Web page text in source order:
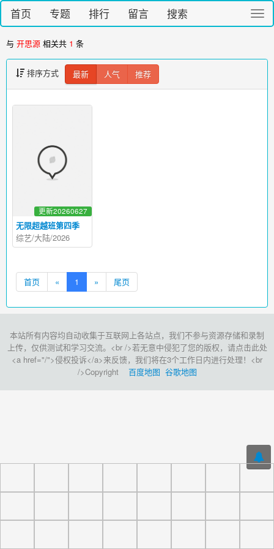
切
换
首页 专题 排行 留言 搜索
与 开思源 相关共 1 条
排序方式 最新 人气 推荐
无限超越班第四季
更新20260627
综艺/大陆/2026
首页 « 1 » 尾页
本站所有内容均自动收集于互联网上各站点，我们不参与资源存储和录制
上传，仅供测试和学习交流。<br />若无意中侵犯了您的版权，请点击此处
<a href="/">侵权投诉</a>来反馈，我们将在3个工作日内进行处理！<br
/>Copyright 百度地图 谷歌地图